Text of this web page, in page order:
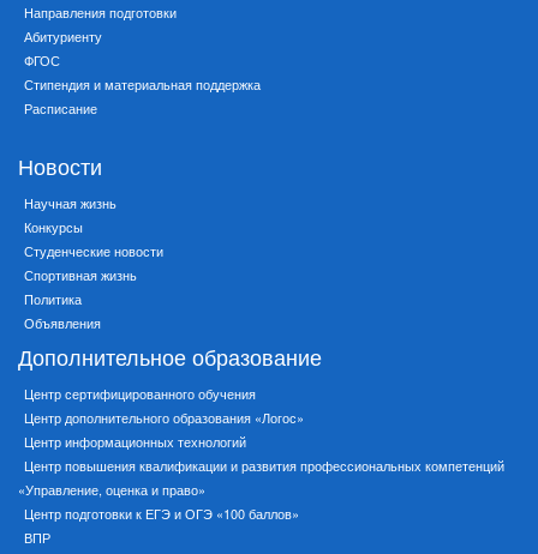
Направления подготовки
Абитуриенту
ФГОС
Стипендия и материальная поддержка
Расписание
Новости
Научная жизнь
Конкурсы
Студенческие новости
Спортивная жизнь
Политика
Объявления
Дополнительное образование
Центр сертифицированного обучения
Центр дополнительного образования «Логос»
Центр информационных технологий
Центр повышения квалификации и развития профессиональных компетенций
«Управление, оценка и право»
Центр подготовки к ЕГЭ и ОГЭ «100 баллов»
ВПР